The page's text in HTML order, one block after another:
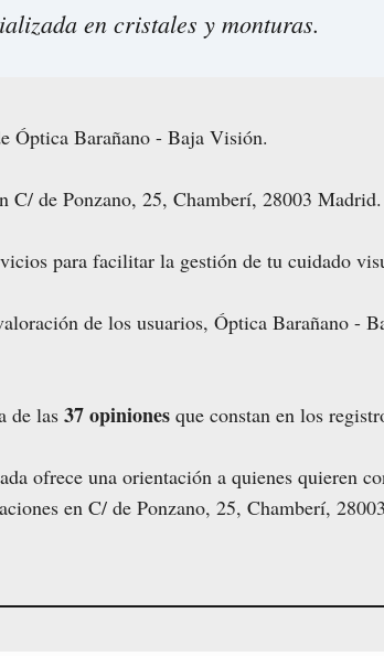
en cristales y monturas.
Óptica Barañano - Baja Visión.
C/ de Ponzano, 25, Chamberí, 28003 Madrid.
para facilitar la gestión de tu cuidado
de los usuarios, Óptica Barañano -
de las 37 opiniones que constan en los
ofrece una orientación a quienes quieren
en C/ de Ponzano, 25, Chamberí,